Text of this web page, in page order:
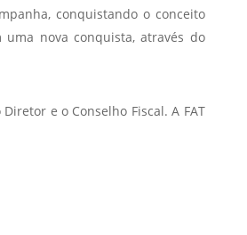
conquistando o conceito
nova conquista, através do
e o Conselho Fiscal. A FAT